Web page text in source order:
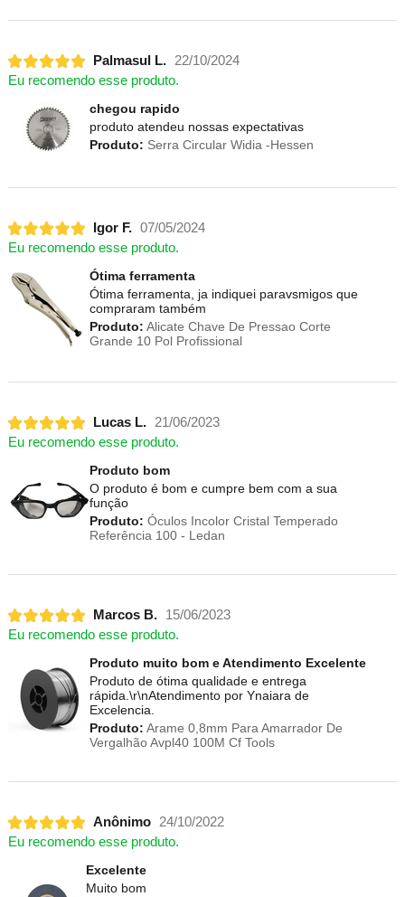
Palmasul L. 22/10/2024
Eu recomendo esse produto.
chegou rapido
produto atendeu nossas expectativas
Produto: Serra Circular Widia -Hessen
Igor F. 07/05/2024
Eu recomendo esse produto.
Ótima ferramenta
Ótima ferramenta, ja indiquei paravsmigos que
compraram também
Produto: Alicate Chave De Pressao Corte
Grande 10 Pol Profissional
Lucas L. 21/06/2023
Eu recomendo esse produto.
Produto bom
O produto é bom e cumpre bem com a sua
função
Produto: Óculos Incolor Cristal Temperado
Referência 100 - Ledan
Marcos B.
15/06/2023
Eu recomendo esse produto.
Produto muito bom e Atendimento Excelente
Produto de ótima qualidade e entrega
rápida.\r\nAtendimento por Ynaiara de
Excelencia.
Produto: Arame 0,8mm Para Amarrador De
Vergalhão Avpl40 100M Cf Tools
Anônimo 24/10/2022
Eu recomendo esse produto.
Excelente
Muito bom